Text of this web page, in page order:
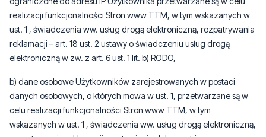
realizacji funkcjonalności Stron www TTM, w tym wskazanych w
ust. 1 , świadczenia ww. usług drogą elektroniczną, rozpatrywania
reklamacji – art. 18 ust. 2 ustawy o świadczeniu usług drogą
elektroniczną w zw. z art. 6 ust. 1 lit. b) RODO,
b) dane osobowe Użytkowników zarejestrowanych w postaci
danych osobowych, o których mowa w ust. 1, przetwarzane są w
celu realizacji funkcjonalności Stron www TTM, w tym
wskazanych w ust. 1 , świadczenia ww. usług drogą elektroniczną,